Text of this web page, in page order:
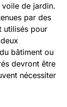
de jardin.
par des
utilisés pour
bâtiment ou
devront être
nécessiter